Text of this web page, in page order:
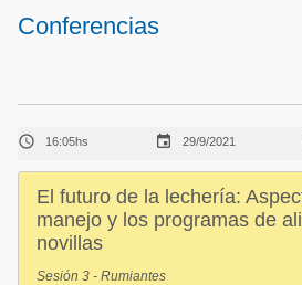
Avicultura
Porcicultura
Lechería
Balanceados - Piensos
Micotoxinas
Avicultura
Porcicultura
Ganadería
Lechería
Conferencias
 16:05hs  29/9/2021
El futuro de la lechería:
manejo y los programas de
novillas
Sesión 3 - Rumiantes